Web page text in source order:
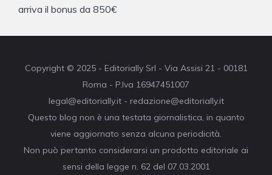
arriva il bonus da 850€
Copyright © 2025 - Editorially Srl - Via Assisi 21 - 00181
Roma - P.Iva 16947451007
legal@editorially.it - redazione@editorially.it
Questo blog non è una testata giornalistica, in quanto
viene aggiornato senza alcuna periodicità.
Non può pertanto considerarsi un prodotto editoriale ai
sensi della legge n. 62 del 07.03.2001